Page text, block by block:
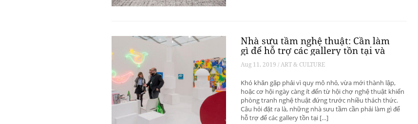
Nhà sưu tầm nghệ thuật: Cần làm
gì để hỗ trợ các gallery tồn tại và
phát triển? – Phần 1
Aug 11, 2019 / ART & CULTURE
Khó khăn gặp phải vì quy mô nhỏ, vừa mới thành lập,
hoặc cơ hội ngày càng ít đến từ hội chợ nghệ thuật khiến
phòng tranh nghệ thuật đứng trước nhiều thách thức.
Câu hỏi đặt ra là, những nhà sưu tầm cần phải làm gì để
hỗ trợ để các gallery tồn tại […]